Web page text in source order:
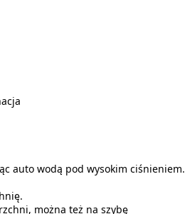
auto wodą pod wysokim ciśnieniem.
można też na szybę